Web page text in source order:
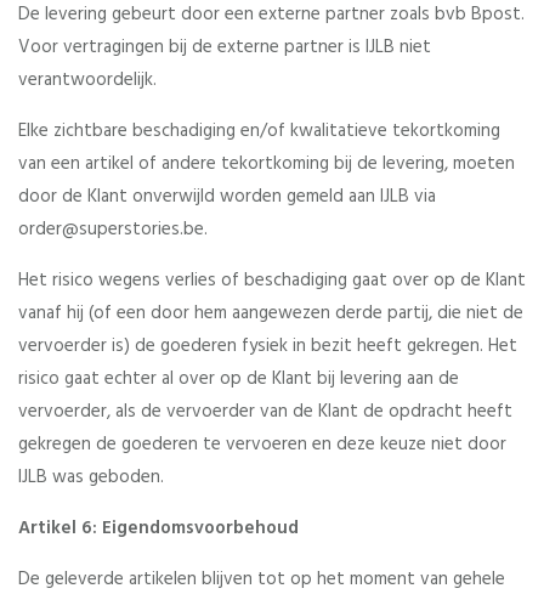
De levering gebeurt door een externe partner zoals bvb Bpost.
Voor vertragingen bij de externe partner is IJLB niet
verantwoordelijk.
Elke zichtbare beschadiging en/of kwalitatieve tekortkoming
van een artikel of andere tekortkoming bij de levering, moeten
door de Klant onverwijld worden gemeld aan IJLB via
order@superstories.be.
Het risico wegens verlies of beschadiging gaat over op de Klant
vanaf hij (of een door hem aangewezen derde partij, die niet de
vervoerder is) de goederen fysiek in bezit heeft gekregen. Het
risico gaat echter al over op de Klant bij levering aan de
vervoerder, als de vervoerder van de Klant de opdracht heeft
gekregen de goederen te vervoeren en deze keuze niet door
IJLB was geboden.
Artikel 6: Eigendomsvoorbehoud
De geleverde artikelen blijven tot op het moment van gehele